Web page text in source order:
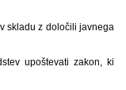
skladu z določili javnega
upoštevati zakon, ki